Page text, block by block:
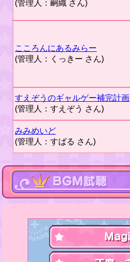
(管理人：嗣織 さん)
こころんにあるみらー
(管理人：くっきー さん)
すえぞうのギャルゲー補完計画
(管理人：すえぞう さん)
みみめいど
(管理人：すばる さん)